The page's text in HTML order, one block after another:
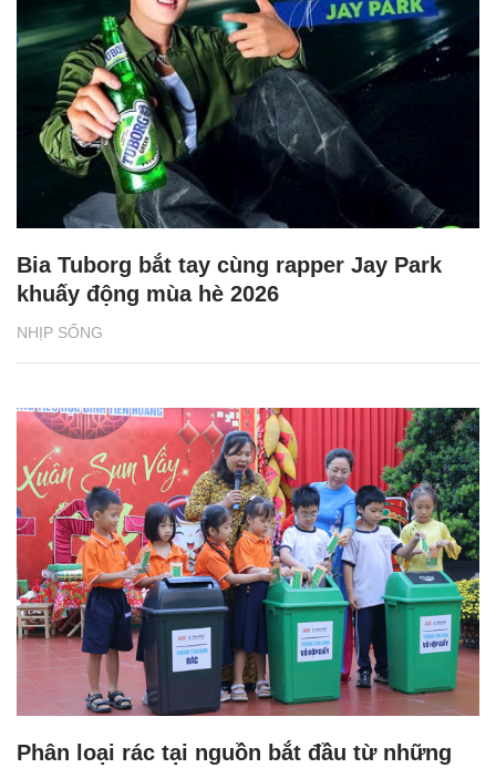
NHỊP SỐNG
Bia Tuborg bắt tay cùng rapper Jay Park
khuấy động mùa hè 2026
Phân loại rác tại nguồn bắt đầu từ những